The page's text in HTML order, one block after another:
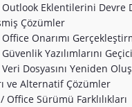
Eklentilerini Devre
Çözümler
Office Onarımı
Yazılımlarını
Dosyasını Yeniden
ve Alternatif Çözümler
Office Sürümü Farklılıkları